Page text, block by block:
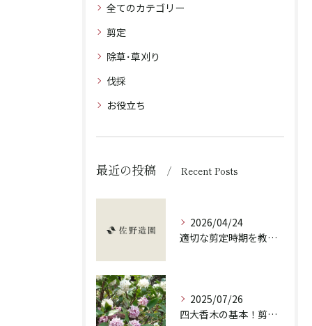
全てのカテゴリー
剪定
除草･草刈り
伐採
お役立ち
最近の投稿 Recent Posts
2026/04/24
適切な剪定時期を教えます！
2025/07/26
四大香木の基本！剪定の重要性と違いを解説！